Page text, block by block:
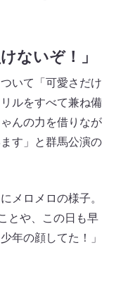
ないぞ！」
いて「可愛さだけ
ルをすべて兼ね備
んの力を借りなが
す」と群馬公演の
メロメロの様子。
とや、この日も早
年の顔してた！」